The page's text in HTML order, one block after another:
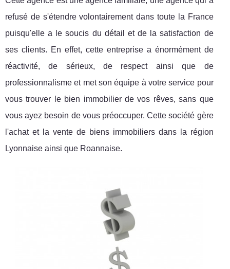
refusé de s'étendre volontairement dans toute la France
puisqu'elle a le soucis du détail et de la satisfaction de
ses clients. En effet, cette entreprise a énormément de
réactivité, de sérieux, de respect ainsi que de
professionnalisme et met son équipe à votre service pour
vous trouver le bien immobilier de vos rêves, sans que
vous ayez besoin de vous préoccuper. Cette société gère
l'achat et la vente de biens immobiliers dans la région
Lyonnaise ainsi que Roannaise.